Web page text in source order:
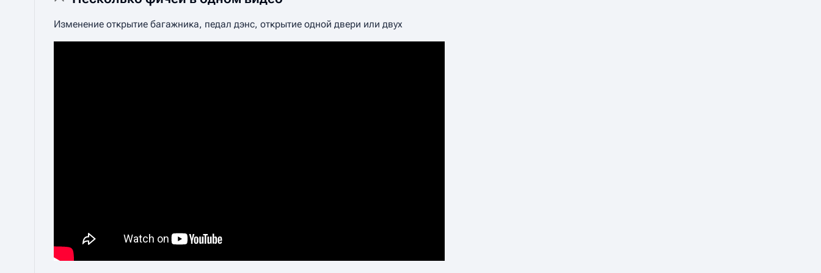
Изменение открытие багажника, педал дэнс, открытие одной двери или двух